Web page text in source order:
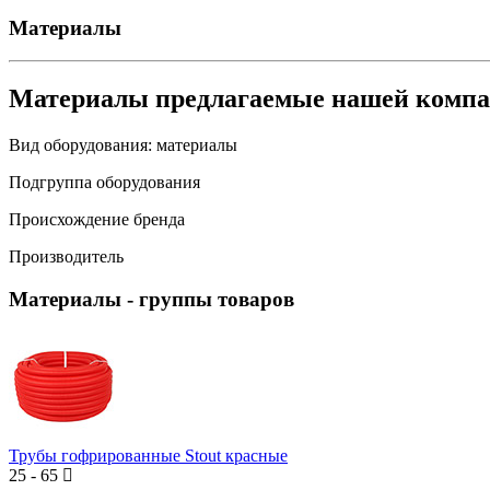
Материалы
Материалы предлагаемые нашей
Вид оборудования: материалы
Подгруппа оборудования
Происхождение бренда
Производитель
Материалы - группы товаров
Трубы гофрированные Stout красные
25 - 65